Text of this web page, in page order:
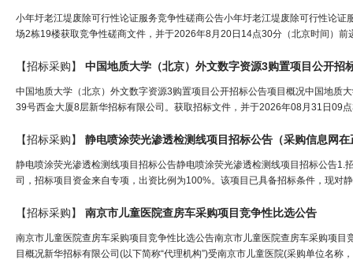
小年圩老江堤废除可行性论证服务竞争性磋商公告小年圩老江堤废除可行性论
场2栋19楼获取竞争性磋商文件，并于2026年8月20日14点30分（北京时间）
【招标采购】 中国地质大学（北京）外文数字资源3购置项目公开招
中国地质大学（北京）外文数字资源3购置项目公开招标公告项目概况中国地质
39号西金大厦8层新华招标有限公司。获取招标文件，并于2026年08月31日09
【招标采购】 静电喷涂荧光渗透检测线项目招标公告（采购信息网在
静电喷涂荧光渗透检测线项目招标公告静电喷涂荧光渗透检测线项目招标公告
司，招标项目资金来自专项，出资比例为100%。该项目已具备招标条件，现对
【招标采购】 南京市儿童医院查房车采购项目竞争性比选公告
南京市儿童医院查房车采购项目竞争性比选公告南京市儿童医院查房车采购项
目概况新华招标有限公司(以下简称“代理机构”)受南京市儿童医院(采购单位名称